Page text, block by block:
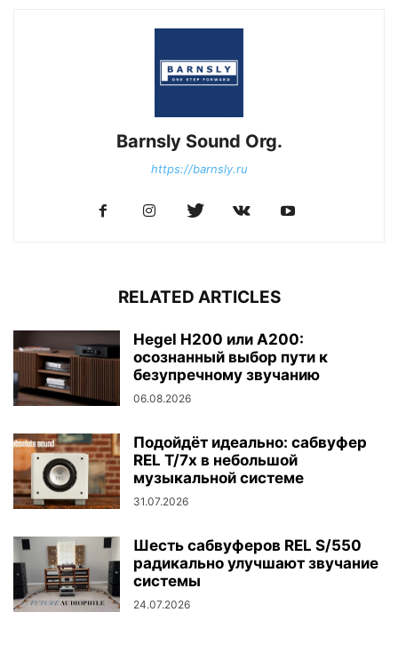
Barnsly Sound Org.
https://barnsly.ru
RELATED ARTICLES
Hegel H200 или A200:
осознанный выбор пути к
безупречному звучанию
06.08.2026
Подойдёт идеально: сабвуфер
REL T/7x в небольшой
музыкальной системе
31.07.2026
Шесть сабвуферов REL S/550
радикально улучшают звучание
системы
24.07.2026